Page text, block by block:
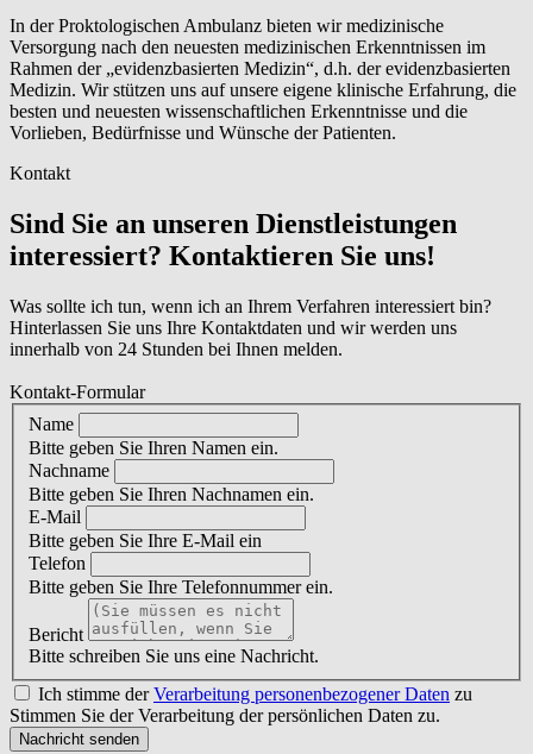
In der Proktologischen Ambulanz bieten wir medizinische
Versorgung nach den neuesten medizinischen Erkenntnissen im
Rahmen der „evidenzbasierten Medizin“, d.h. der evidenzbasierten
Medizin. Wir stützen uns auf unsere eigene klinische Erfahrung, die
besten und neuesten wissenschaftlichen Erkenntnisse und die
Vorlieben, Bedürfnisse und Wünsche der Patienten.
Kontakt
Sind Sie an unseren Dienstleistungen
interessiert? Kontaktieren Sie uns!
Was sollte ich tun, wenn ich an Ihrem Verfahren interessiert bin?
Hinterlassen Sie uns Ihre Kontaktdaten und wir werden uns
innerhalb von 24 Stunden bei Ihnen melden.
Kontakt-Formular
Name
Bitte geben Sie Ihren Namen ein.
Nachname
Bitte geben Sie Ihren Nachnamen ein.
E-Mail
Bitte geben Sie Ihre E-Mail ein
Telefon
Bitte geben Sie Ihre Telefonnummer ein.
Bericht
Bitte schreiben Sie uns eine Nachricht.
Ich stimme derVerarbeitung personenbezogener Daten zu
Stimmen Sie der Verarbeitung der persönlichen Daten zu.
Nachricht senden